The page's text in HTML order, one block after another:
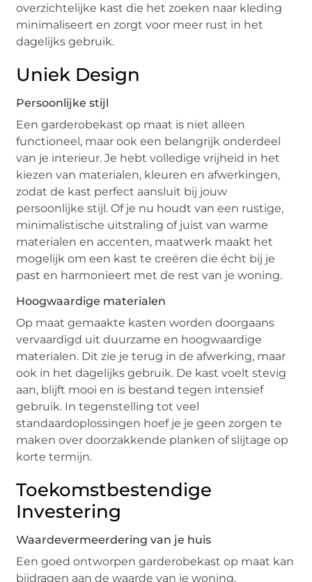
overzichtelijke kast die het zoeken naar kleding
minimaliseert en zorgt voor meer rust in het
dagelijks gebruik.
Uniek Design
Persoonlijke stijl
Een garderobekast op maat is niet alleen
functioneel, maar ook een belangrijk onderdeel
van je interieur. Je hebt volledige vrijheid in het
kiezen van materialen, kleuren en afwerkingen,
zodat de kast perfect aansluit bij jouw
persoonlijke stijl. Of je nu houdt van een rustige,
minimalistische uitstraling of juist van warme
materialen en accenten, maatwerk maakt het
mogelijk om een kast te creëren die écht bij je
past en harmonieert met de rest van je woning.
Hoogwaardige materialen
Op maat gemaakte kasten worden doorgaans
vervaardigd uit duurzame en hoogwaardige
materialen. Dit zie je terug in de afwerking, maar
ook in het dagelijks gebruik. De kast voelt stevig
aan, blijft mooi en is bestand tegen intensief
gebruik. In tegenstelling tot veel
standaardoplossingen hoef je je geen zorgen te
maken over doorzakkende planken of slijtage op
korte termijn.
Toekomstbestendige
Investering
Waardevermeerdering van je huis
Een goed ontworpen garderobekast op maat kan
bijdragen aan de waarde van je woning.